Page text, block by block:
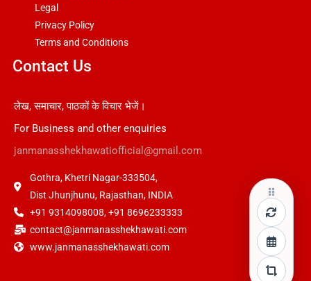
Legal
Privacy Policy
Terms and Conditions
Contact Us
लेख, समाचार, पाठकों के विचार भेजें।
For Business and other enquiries
janmanasshekhawatiofficial@gmail.com
Gothra, Khetri Nagar-333504,
Dist Jhunjhunu, Rajasthan, INDIA
+91 9314098008, +91 8696233333
contact@janmanasshekhawati.com
www.janmanasshekhawati.com